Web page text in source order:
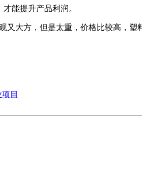
能提升产品利润。
大方，但是太重，价格比较高，塑
目